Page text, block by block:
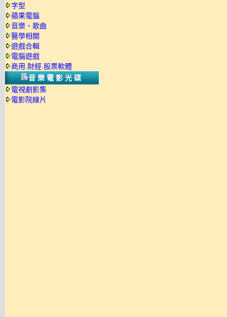
字型
蘋果電腦
音樂、歌曲
醫學相關
遊戲合輯
電腦遊戲
商用.財經.股票軟體
音樂電影光碟
電視劇影集
電影院線片